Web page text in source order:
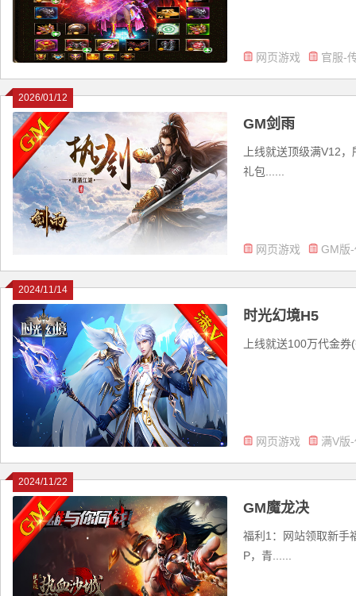
网页游戏 官服-
2026/01/12
GM剑雨
上线就送顶级满V12
礼包......
网页游戏 GM版
2024/11/14
时光幻境H5
上线就送100万代金
网页游戏 满V版
2024/11/22
GM魔龙决
福利1：网站领取新手
P，青......